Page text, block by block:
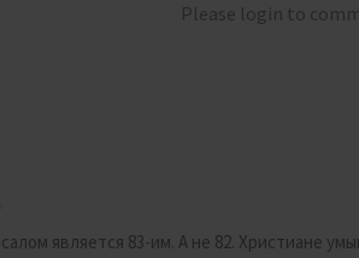
Please login to
является 83-им. А не 82. Христиане